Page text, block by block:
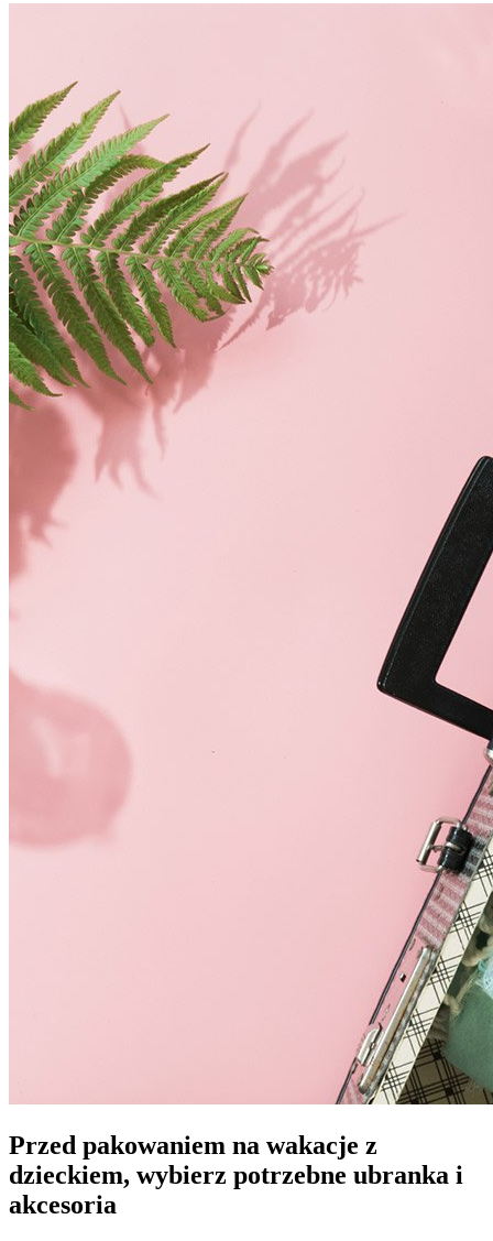
Przed pakowaniem na wakacje z
dzieckiem, wybierz potrzebne ubranka i
akcesoria